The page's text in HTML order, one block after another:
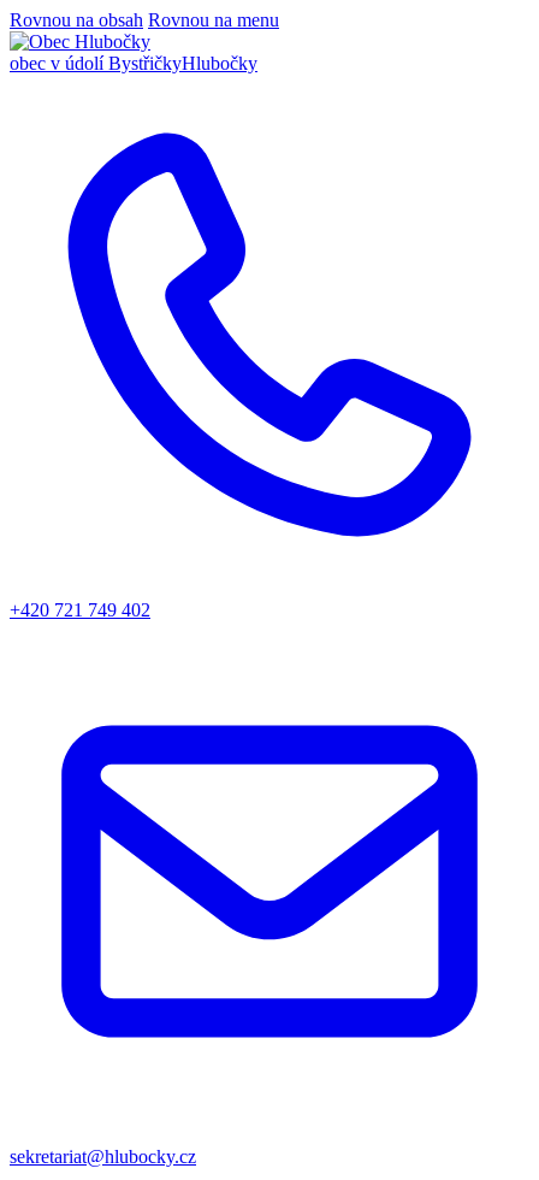
Rovnou na obsah Rovnou na menu
obec v údolí BystřičkyHlubočky
+420 721 749 402
sekretariat@hlubocky.cz